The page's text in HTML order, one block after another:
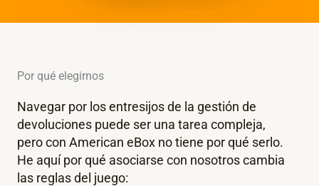
Por qué elegirnos
Navegar por los entresijos de la gestión de
devoluciones puede ser una tarea compleja,
pero con American eBox no tiene por qué serlo.
He aquí por qué asociarse con nosotros cambia
las reglas del juego: